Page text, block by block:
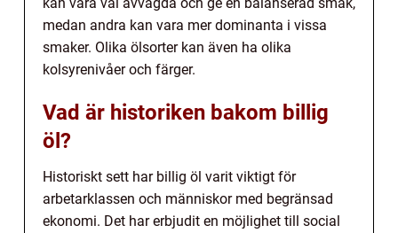
medan andra kan vara mer dominanta i vissa
smaker. Olika ölsorter kan även ha olika
kolsyrenivåer och färger.
Vad är historiken bakom billig
öl?
Historiskt sett har billig öl varit viktigt för
arbetarklassen och människor med begränsad
ekonomi. Det har erbjudit en möjlighet till social